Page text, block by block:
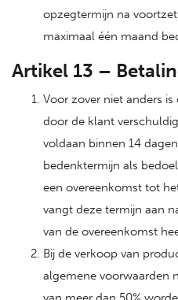
opzegtermijn na
maximaal één maand
Artikel 13 –
Voor zover niet anders
door de klant
voldaan binnen 14
bedenktermijn als
een overeenkomst tot
vangt deze termijn aan
van de overeenkomst
Bij de verkoop van
algemene voorwaarden